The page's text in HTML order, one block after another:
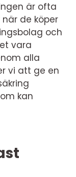
är ofta
de köper
och
vara
alla
vi att ge en
kan